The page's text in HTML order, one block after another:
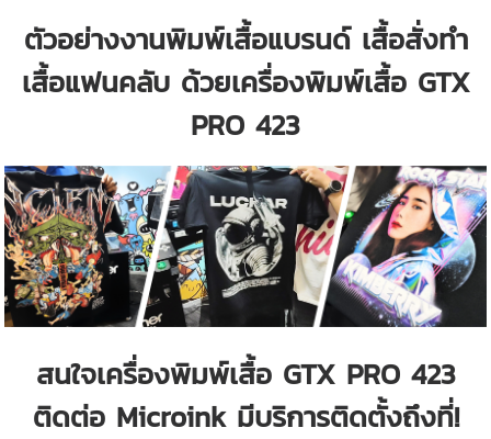
ตัวอย่างงานพิมพ์เสื้อแบรนด์ เสื้อสั่งทำ
เสื้อแฟนคลับ ด้วยเครื่องพิมพ์เสื้อ GTX
PRO 423
สนใจเครื่องพิมพ์เสื้อ GTX PRO 423
ติดต่อ Microink มีบริการติดตั้งถึงที่!